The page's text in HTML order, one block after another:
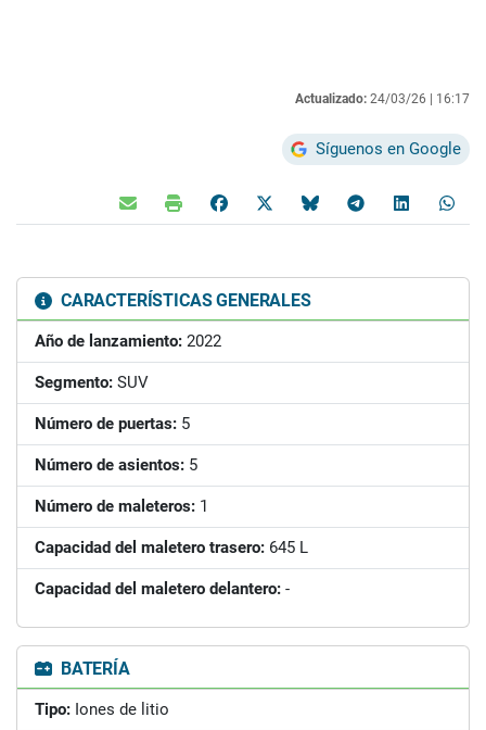
Actualizado: 24/03/26 | 16:17
Síguenos en Google
CARACTERÍSTICAS GENERALES
Año de lanzamiento: 2022
Segmento: SUV
Número de puertas: 5
Número de asientos: 5
Número de maleteros: 1
Capacidad del maletero trasero: 645 L
Capacidad del maletero delantero: -
BATERÍA
Tipo: Iones de litio